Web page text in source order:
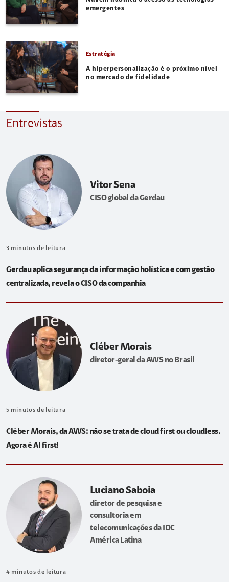
emergentes
Estratégia
A hiperpersonalização é o próximo nível
no mercado de fidelidade
Entrevistas
Vitor Sena
CISO global da Gerdau
3 minutos de leitura
Gerdau aplica segurança da informação holística e com gestão
centralizada, revela o CISO da companhia
Cléber Morais
diretor-geral da AWS no Brasil
5 minutos de leitura
Cléber Morais, da AWS: não se trata de cloud first ou cloudless.
Agora é AI first!
Luciano Saboia
diretor de pesquisa e
consultoria em
telecomunicações da IDC
América Latina
4 minutos de leitura